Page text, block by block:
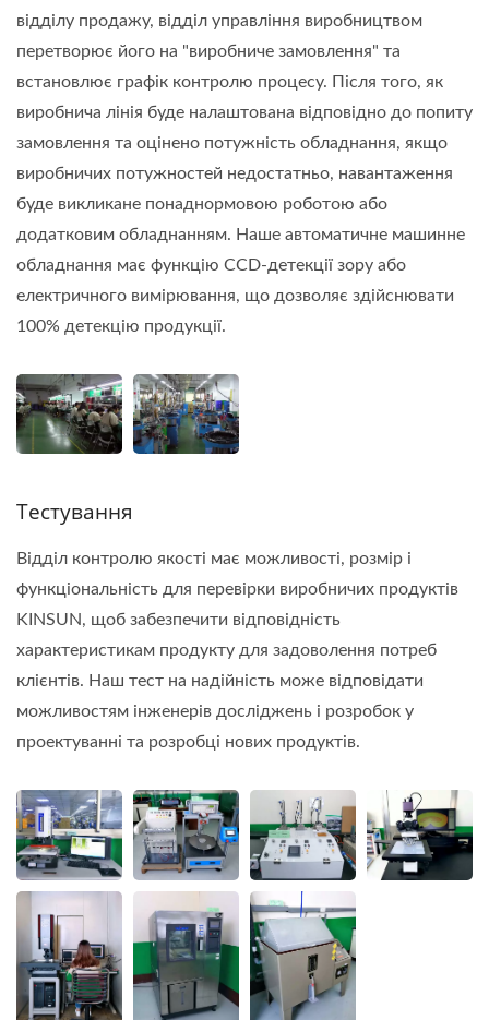
відділу продажу, відділ управління виробництвом
перетворює його на "виробниче замовлення" та
встановлює графік контролю процесу. Після того, як
виробнича лінія буде налаштована відповідно до попиту
замовлення та оцінено потужність обладнання, якщо
виробничих потужностей недостатньо, навантаження
буде викликане понаднормовою роботою або
додатковим обладнанням. Наше автоматичне машинне
обладнання має функцію CCD-детекції зору або
електричного вимірювання, що дозволяє здійснювати
100% детекцію продукції.
Тестування
Відділ контролю якості має можливості, розмір і
функціональність для перевірки виробничих продуктів
KINSUN, щоб забезпечити відповідність
характеристикам продукту для задоволення потреб
клієнтів. Наш тест на надійність може відповідати
можливостям інженерів досліджень і розробок у
проектуванні та розробці нових продуктів.